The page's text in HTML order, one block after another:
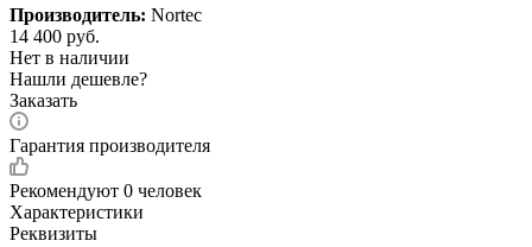
Производитель: Nortec
14 400 руб.
Нет в наличии
Нашли дешевле?
Заказать
Гарантия производителя
Рекомендуют 0 человек
Характеристики
Реквизиты